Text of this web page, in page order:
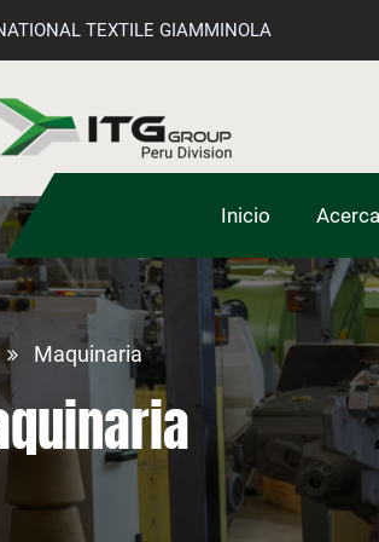
TEXTILE GIAMMINOLA
Inicio
Maquinaria